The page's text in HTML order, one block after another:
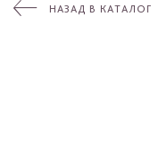
НАЗАД В КАТАЛОГ